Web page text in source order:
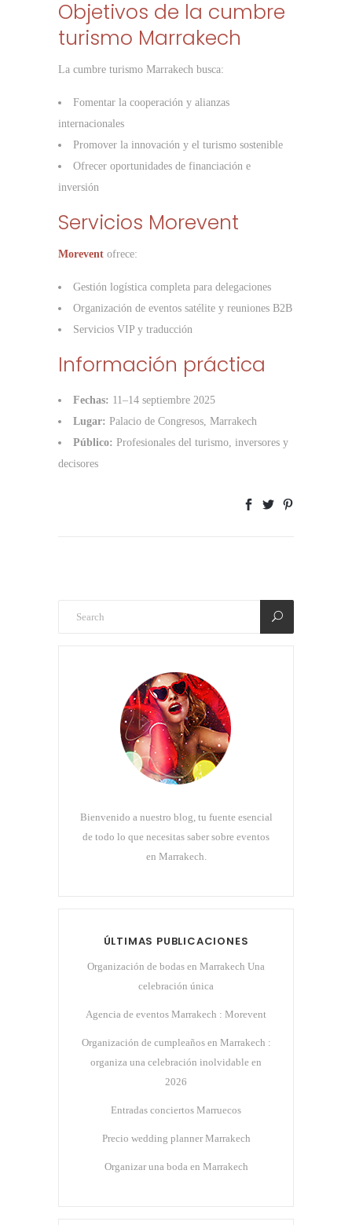
Objetivos de la cumbre
turismo Marrakech
La cumbre turismo Marrakech busca:
Fomentar la cooperación y alianzas
internacionales
Promover la innovación y el turismo sostenible
Ofrecer oportunidades de financiación e
inversión
Servicios Morevent
Morevent ofrece:
Gestión logística completa para delegaciones
Organización de eventos satélite y reuniones B2B
Servicios VIP y traducción
Información práctica
Fechas: 11–14 septiembre 2025
Lugar: Palacio de Congresos, Marrakech
Público: Profesionales del turismo, inversores y
decisores
Bienvenido a nuestro blog, tu fuente esencial
de todo lo que necesitas saber sobre eventos
en Marrakech.
ÚLTIMAS PUBLICACIONES
Organización de bodas en Marrakech Una
celebración única
Agencia de eventos Marrakech : Morevent
Organización de cumpleaños en Marrakech :
organiza una celebración inolvidable en
2026
Entradas conciertos Marruecos
Precio wedding planner Marrakech
Organizar una boda en Marrakech